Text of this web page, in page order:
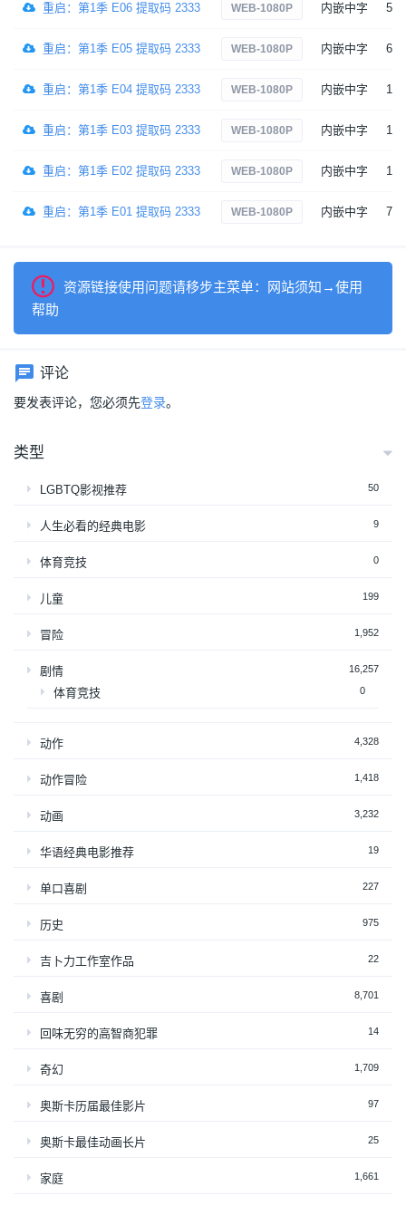
重启：第1季 E06 提取码 2333 WEB-1080P 内嵌中字 5
重启：第1季 E05 提取码 2333 WEB-1080P 内嵌中字 6
重启：第1季 E04 提取码 2333 WEB-1080P 内嵌中字 11
重启：第1季 E03 提取码 2333 WEB-1080P 内嵌中字 10
重启：第1季 E02 提取码 2333 WEB-1080P 内嵌中字 11
重启：第1季 E01 提取码 2333 WEB-1080P 内嵌中字 7
资源链接使用问题请移步主菜单：网站须知→使用
帮助
评论
要发表评论，您必须先登录。
类型
LGBTQ影视推荐 50
人生必看的经典电影 9
体育竞技 0
儿童 199
冒险 1,952
剧情 16,257
体育竞技 0
动作 4,328
动作冒险 1,418
动画 3,232
华语经典电影推荐 19
单口喜剧 227
历史 975
吉卜力工作室作品 22
喜剧 8,701
回味无穷的高智商犯罪 14
奇幻 1,709
奥斯卡历届最佳影片 97
奥斯卡最佳动画长片 25
家庭 1,661